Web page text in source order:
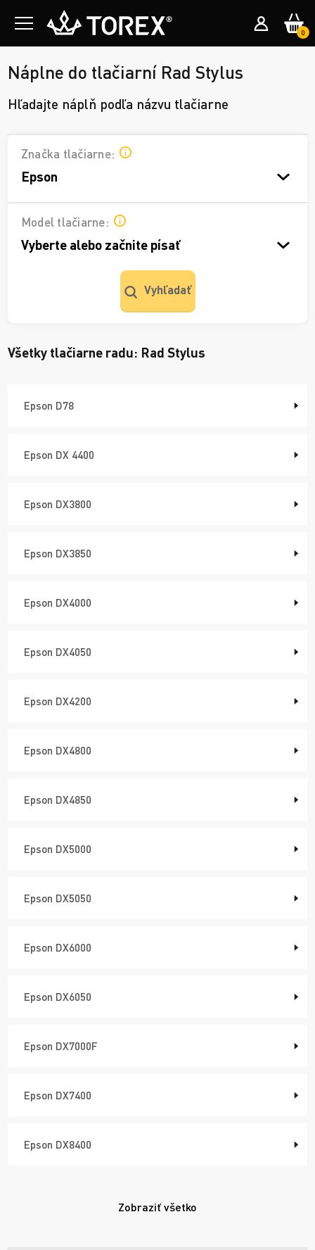
0
Náplne do tlačiarní Rad Stylus
Hľadajte náplň podľa názvu tlačiarne
Značka tlačiarne:
Epson
Model tlačiarne:
Vyberte alebo začnite písať
Vyhľadať
Všetky tlačiarne radu: Rad Stylus
Epson D78
Epson DX 4400
Epson DX3800
Epson DX3850
Epson DX4000
Epson DX4050
Epson DX4200
Epson DX4800
Epson DX4850
Epson DX5000
Epson DX5050
Epson DX6000
Epson DX6050
Epson DX7000F
Epson DX7400
Epson DX8400
Zobraziť všetko